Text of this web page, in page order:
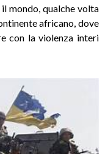
mondo, qualche volta
africano, dove
con la violenza interi